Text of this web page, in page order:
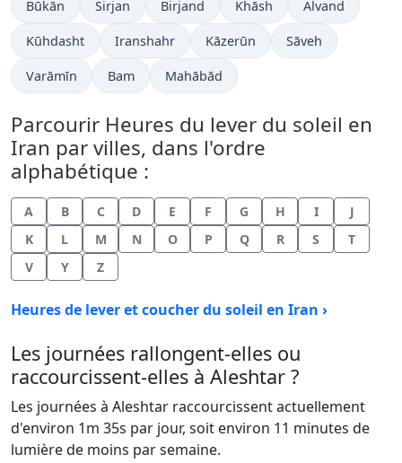
Būkān Sirjan Birjand Khāsh Alvand
Kūhdasht Iranshahr Kāzerūn Sāveh
Varāmīn Bam Mahābād
Parcourir Heures du lever du soleil en
Iran par villes, dans l'ordre
alphabétique :
A B C D E F G H I
J
K
L M N O P Q R S
T
V
Y Z
Heures de lever et coucher du soleil en Iran ›
Les journées rallongent-elles ou
raccourcissent-elles à Aleshtar ?
Les journées à Aleshtar raccourcissent actuellement
d'environ 1m 35s par jour, soit environ 11 minutes de
lumière de moins par semaine.